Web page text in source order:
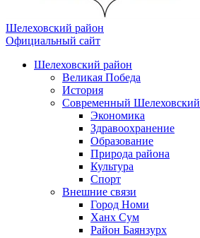
Шелеховский район
Официальный сайт
Шелеховский район
Великая Победа
История
Современный
Экономика
Здравоохранение
Образование
Природа района
Культура
Спорт
Внешние связи
Город Номи
Ханх Сум
Район Баянзурх